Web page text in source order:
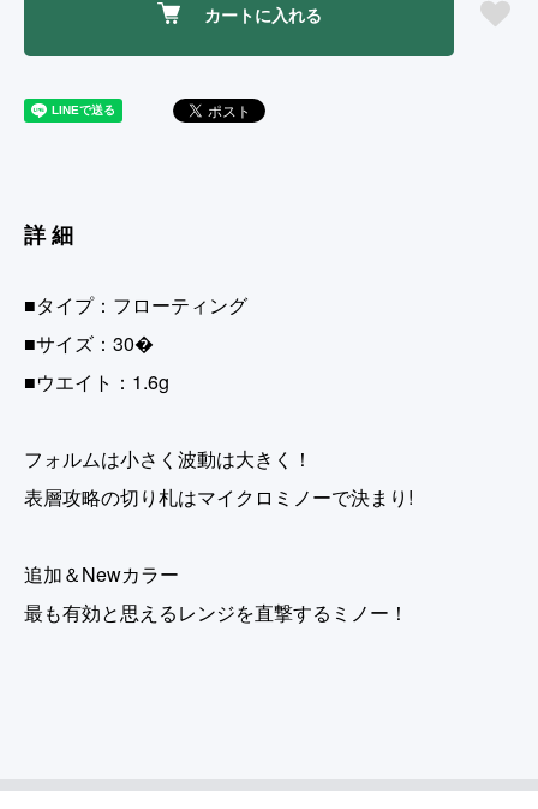
カートに入れる
詳細
■タイプ：フローティング
■サイズ：30�
■ウエイト：1.6g
フォルムは小さく波動は大きく！
表層攻略の切り札はマイクロミノーで決まり!
追加＆Newカラー
最も有効と思えるレンジを直撃するミノー！